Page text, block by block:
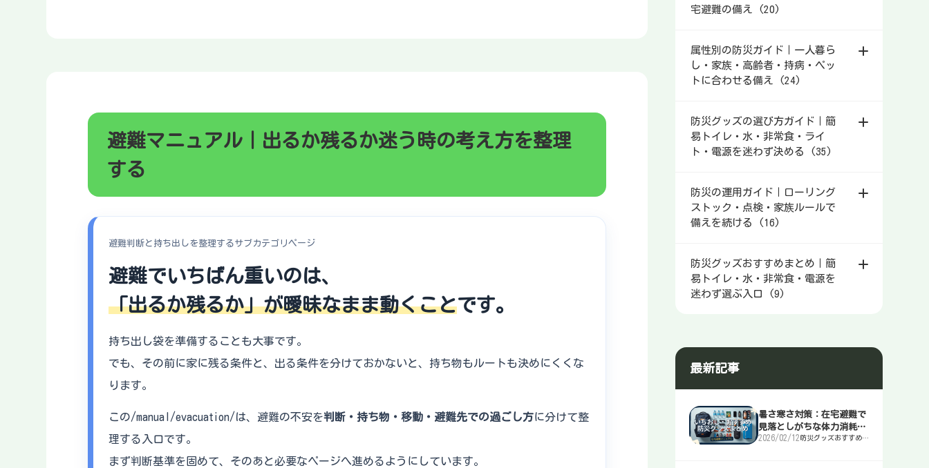
避難マニュアル｜出るか残るか迷う時の考え方を整理
する
避難判断と持ち出しを整理するサブカテゴリページ
避難でいちばん重いのは、
「出るか残るか」が曖昧なまま動くことです。
持ち出し袋を準備することも大事です。
でも、その前に家に残る条件と、出る条件を分けておかないと、持ち物もルートも決めにくくな
ります。
この/manual/evacuation/は、避難の不安を判断・持ち物・移動・避難先での過ごし方に分けて整
理する入口です。
まず判断基準を固めて、そのあと必要なページへ進めるようにしています。
宅避難の備え (20)
属性別の防災ガイド｜一人暮ら
し・家族・高齢者・持病・ペッ
トに合わせる備え (24)
防災グッズの選び方ガイド｜簡
易トイレ・水・非常食・ライ
ト・電源を迷わず決める (35)
防災の運用ガイド｜ローリング
ストック・点検・家族ルールで
備えを続ける (16)
防災グッズおすすめまとめ｜簡
易トイレ・水・非常食・電源を
迷わず選ぶ入口 (9)
最新記事
暑さ寒さ対策：在宅避難で
見落としがちな体力消耗を
止める｜在宅避難の防災マ
2026/02/12 防災グッズおすすめま